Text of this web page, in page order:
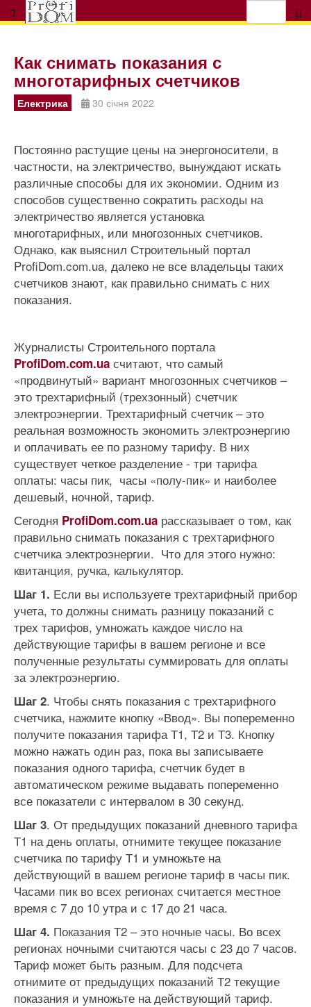
Как снимать показания с
многотарифных счетчиков
Електрика 30 січня 2022
Постоянно растущие цены на энергоносители, в
частности, на электричество, вынуждают искать
различные способы для их экономии. Одним из
способов существенно сократить расходы на
электричество является установка
многотарифных, или многозонных счетчиков.
Однако, как выяснил Строительный портал
ProfiDom.com.ua, далеко не все владельцы таких
счетчиков знают, как правильно снимать с них
показания.
Журналисты Строительного портала
ProfiDom.com.ua считают, что cамый
«продвинутый» вариант многозонных счетчиков –
это трехтарифный (трехзонный) счетчик
электроэнергии. Трехтарифный счетчик – это
реальная возможность экономить электроэнергию
и оплачивать ее по разному тарифу. В них
существует четкое разделение - три тарифа
оплаты: часы пик, часы «полу-пик» и наиболее
дешевый, ночной, тариф.
Сегодня ProfiDom.com.ua рассказывает о том, как
правильно снимать показания с трехтарифного
счетчика электроэнергии. Что для этого нужно:
квитанция, ручка, калькулятор.
Шаг 1. Если вы используете трехтарифный прибор
учета, то должны снимать разницу показаний с
трех тарифов, умножать каждое число на
действующие тарифы в вашем регионе и все
полученные результаты суммировать для оплаты
за электроэнергию.
Шаг 2. Чтобы снять показания с трехтарифного
счетчика, нажмите кнопку «Ввод». Вы попеременно
получите показания тарифа Т1, Т2 и Т3. Кнопку
можно нажать один раз, пока вы записываете
показания одного тарифа, счетчик будет в
автоматическом режиме выдавать попеременно
все показатели с интервалом в 30 секунд.
Шаг 3. От предыдущих показаний дневного тарифа
Т1 на день оплаты, отнимите текущее показание
счетчика по тарифу Т1 и умножьте на
действующий в вашем регионе тариф в часы пик.
Часами пик во всех регионах считается местное
время с 7 до 10 утра и с 17 до 21 часа.
Шаг 4. Показания Т2 – это ночные часы. Во всех
регионах ночными считаются часы с 23 до 7 часов.
Тариф может быть разным. Для подсчета
отнимите от предыдущих показаний Т2 текущие
показания и умножьте на действующий тариф.